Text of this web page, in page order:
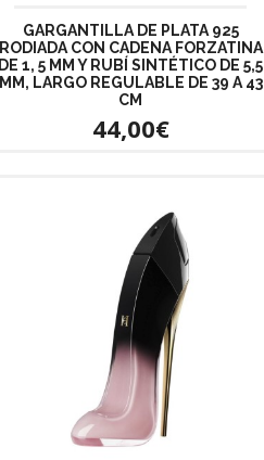
GARGANTILLA DE PLATA 925
RODIADA CON CADENA FORZATINA
DE 1, 5 MM Y RUBÍ SINTÉTICO DE 5,5
MM, LARGO REGULABLE DE 39 A 43
CM
44,00€